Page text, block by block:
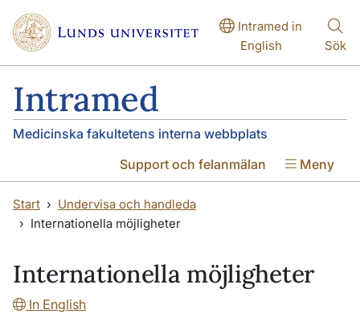
Hoppa till huvudinnehåll
Hoppa till huvudinnehåll
Intramed in
English
Sök
Intramed
Medicinska fakultetens interna webbplats
Support och felanmälan
Meny
Start
Undervisa och handleda
Internationella möjligheter
Internationella möjligheter
In English